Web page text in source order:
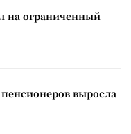
на ограниченный
выросла